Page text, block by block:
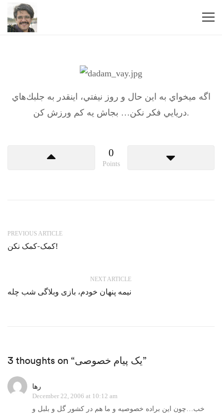
اگه ميخواي به اين حال و روز نيفتي، اينقدر به جلبك‌هاي
دريايي فكر نكن… بجاش يه كم ورزش كن.
0
Points
PREVIOUS ARTICLE
کمک-کمک نکن!
NEXT ARTICLE
نیمه پنهان خودم، بازی وبلاگی شب چله
3 thoughts on “یک پیام خصوصی”
رها
December 22, 2006 at 10:12 am
خب…چون این براده خصوصیه و ما هم در کشور گل و بلبل و